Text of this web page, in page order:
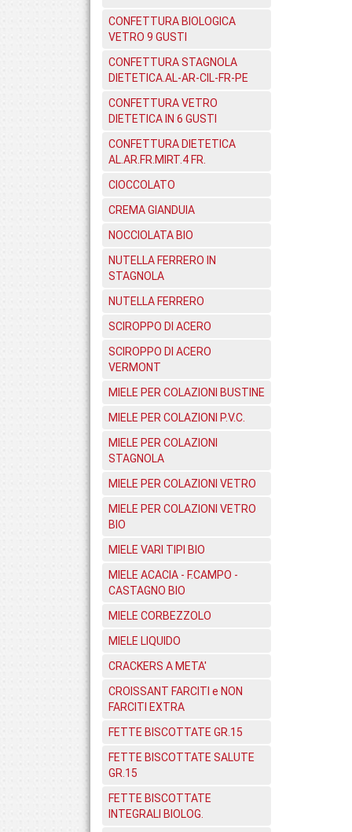
CONFETTURA BIOLOGICA
VETRO 9 GUSTI
CONFETTURA STAGNOLA
DIETETICA.AL-AR-CIL-FR-PE
CONFETTURA VETRO
DIETETICA IN 6 GUSTI
CONFETTURA DIETETICA
AL.AR.FR.MIRT.4 FR.
CIOCCOLATO
CREMA GIANDUIA
NOCCIOLATA BIO
NUTELLA FERRERO IN
STAGNOLA
NUTELLA FERRERO
SCIROPPO DI ACERO
SCIROPPO DI ACERO
VERMONT
MIELE PER COLAZIONI BUSTINE
MIELE PER COLAZIONI P.V.C.
MIELE PER COLAZIONI
STAGNOLA
MIELE PER COLAZIONI VETRO
MIELE PER COLAZIONI VETRO
BIO
MIELE VARI TIPI BIO
MIELE ACACIA - F.CAMPO -
CASTAGNO BIO
MIELE CORBEZZOLO
MIELE LIQUIDO
CRACKERS A META'
CROISSANT FARCITI e NON
FARCITI EXTRA
FETTE BISCOTTATE GR.15
FETTE BISCOTTATE SALUTE
GR.15
FETTE BISCOTTATE
INTEGRALI BIOLOG.